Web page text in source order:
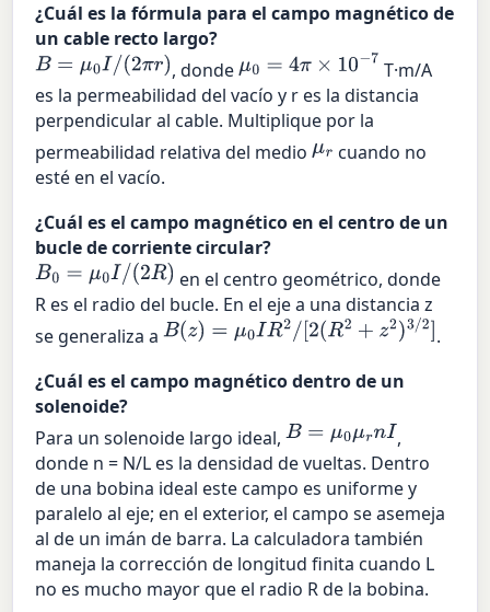
¿Cuál es la fórmula para el campo magnético de
un cable recto largo?
B= μ0 I/(2πr) , dondeμ0 =4π×10− 7
T·m/A
es la permeabilidad del vacío y r es la distancia
perpendicular al cable. Multiplique por la
permeabilidad relativa del medioμr cuando no
esté en el vacío.
¿Cuál es el campo magnético en el centro de un
bucle de corriente circular?
B0= μ0 I/(2R)
en el centro geométrico, donde
R es el radio del bucle. En el eje a una distancia z
se generaliza aB(z)= μ0I R2/[2(R2+ z2)3/2]
.
¿Cuál es el campo magnético dentro de un
solenoide?
Para un solenoide largo ideal,B= μ0 μrnI
,
donde n = N/L es la densidad de vueltas. Dentro
de una bobina ideal este campo es uniforme y
paralelo al eje; en el exterior, el campo se asemeja
al de un imán de barra. La calculadora también
maneja la corrección de longitud finita cuando L
no es mucho mayor que el radio R de la bobina.